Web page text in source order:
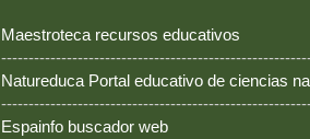
Maestroteca recursos educativos
Natureduca Portal educativo de ciencias
Espainfo buscador web